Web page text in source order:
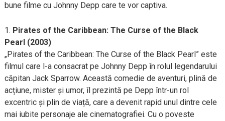
bune filme cu Johnny Depp care te vor captiva.
Pirates of the Caribbean: The Curse of the Black
Pearl (2003)
„Pirates of the Caribbean: The Curse of the Black Pearl” este
filmul care l-a consacrat pe Johnny Depp în rolul legendarului
căpitan Jack Sparrow. Această comedie de aventuri, plină de
acțiune, mister și umor, îl prezintă pe Depp într-un rol
excentric și plin de viață, care a devenit rapid unul dintre cele
mai iubite personaje ale cinematografiei. Cu o poveste